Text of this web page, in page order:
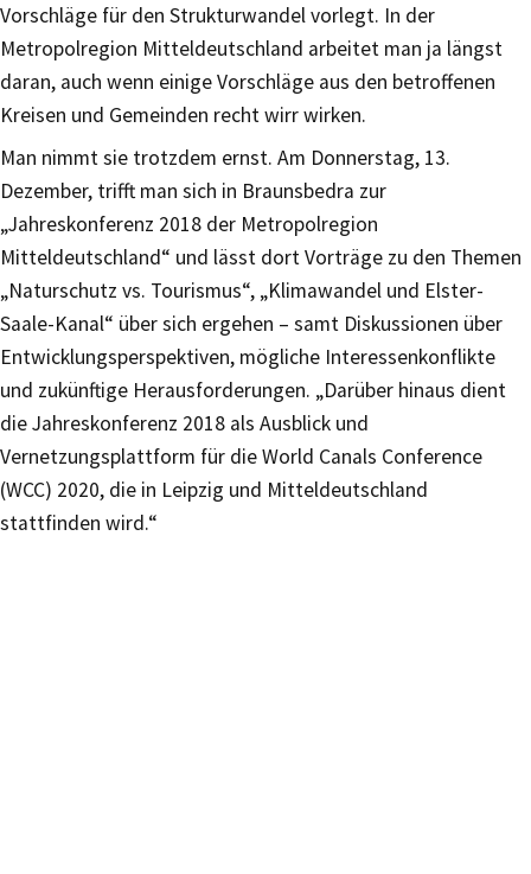
Vorschläge für den Strukturwandel vorlegt. In der
Metropolregion Mitteldeutschland arbeitet man ja längst
daran, auch wenn einige Vorschläge aus den betroffenen
Kreisen und Gemeinden recht wirr wirken.
Man nimmt sie trotzdem ernst. Am Donnerstag, 13.
Dezember, trifft man sich in Braunsbedra zur
„Jahreskonferenz 2018 der Metropolregion
Mitteldeutschland“ und lässt dort Vorträge zu den Themen
„Naturschutz vs. Tourismus“, „Klimawandel und Elster-
Saale-Kanal“ über sich ergehen – samt Diskussionen über
Entwicklungsperspektiven, mögliche Interessenkonflikte
und zukünftige Herausforderungen. „Darüber hinaus dient
die Jahreskonferenz 2018 als Ausblick und
Vernetzungsplattform für die World Canals Conference
(WCC) 2020, die in Leipzig und Mitteldeutschland
stattfinden wird.“